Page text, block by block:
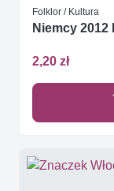
Folklor / Kultura
Niemcy
2,20 zł